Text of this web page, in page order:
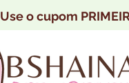
Use o cupom